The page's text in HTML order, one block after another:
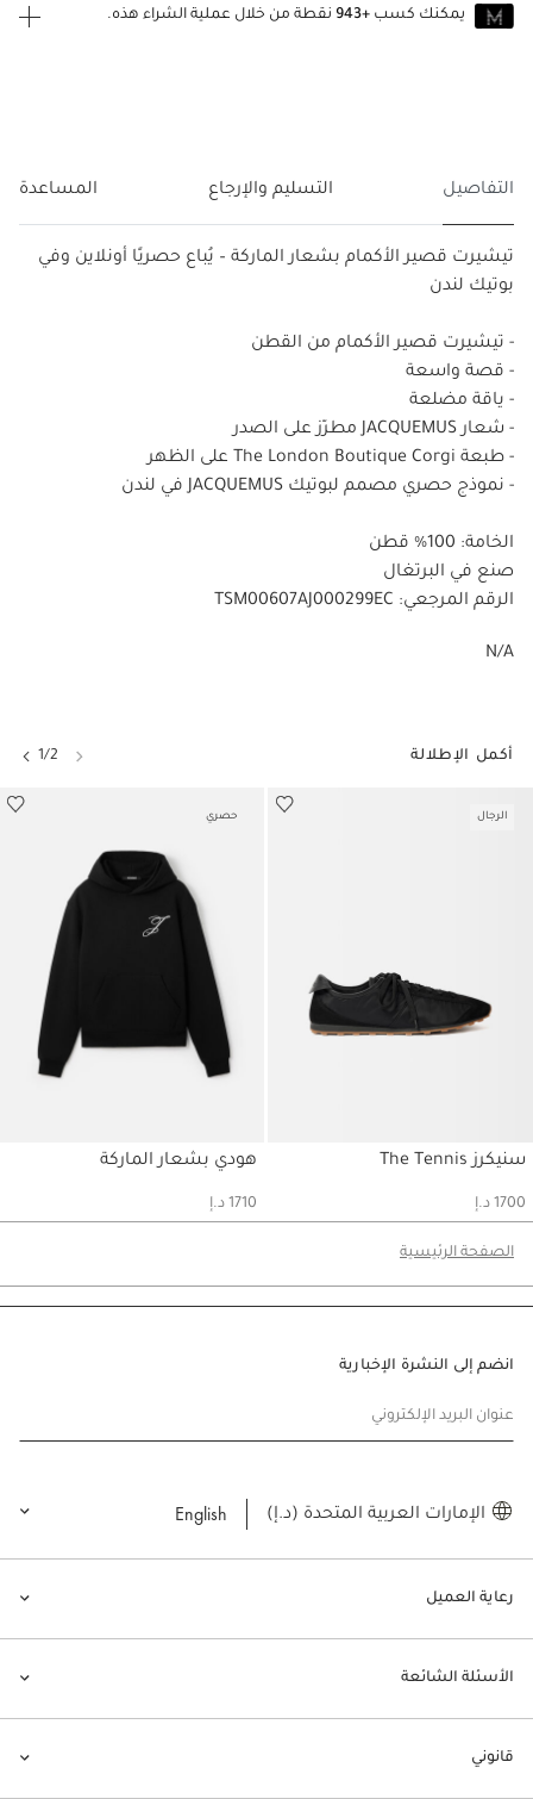
يمكنك كسب +943
نقطة من خلال عملية الشراء هذه.
التفاصيل التسليم والإرجاع المساعدة
تيشيرت قصير الأكمام بشعار الماركة – يُباع حصريًا أونلاين وفي
بوتيك لندن
- تيشيرت قصير الأكمام من القطن
- قصة واسعة
- ياقة مضلعة
- شعار JACQUEMUS مطرّز على الصدر
- طبعة The London Boutique Corgi على الظهر
- نموذج حصري مصمم لبوتيك JACQUEMUS في لندن
الخامة: 100% قطن
صنع في البرتغال
الرقم المرجعي: TSM00607AJ000299EC
N/A
أكمل الإطلالة
الرجال
سنيكرز The Tennis
حسابي
1700 د.إ
حصري
هودي بشعار الماركة
حسابي
1710 د.إ
1/2
الصفحة الرئيسية
رعاية العميل
الأسئلة الشائعة
قانوني
انضم إلى النشرة الإخبارية
عنوان البريد الإلكتروني
الإمارات العربية المتحدة (د.إ) English